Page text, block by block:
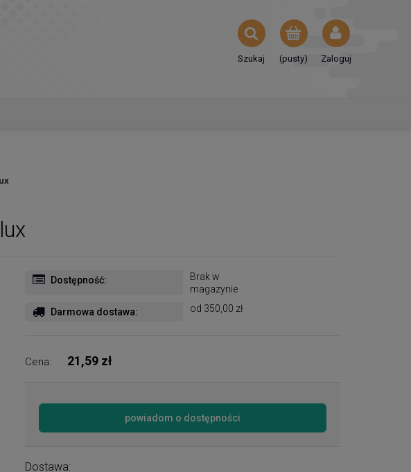
(pusty) Zaloguj
Szukaj
Dostępność:
Brak w
magazynie
Darmowa dostawa: od 350,00 zł
Cena: 21,59 zł
powiadom o dostępności
Dostawa: